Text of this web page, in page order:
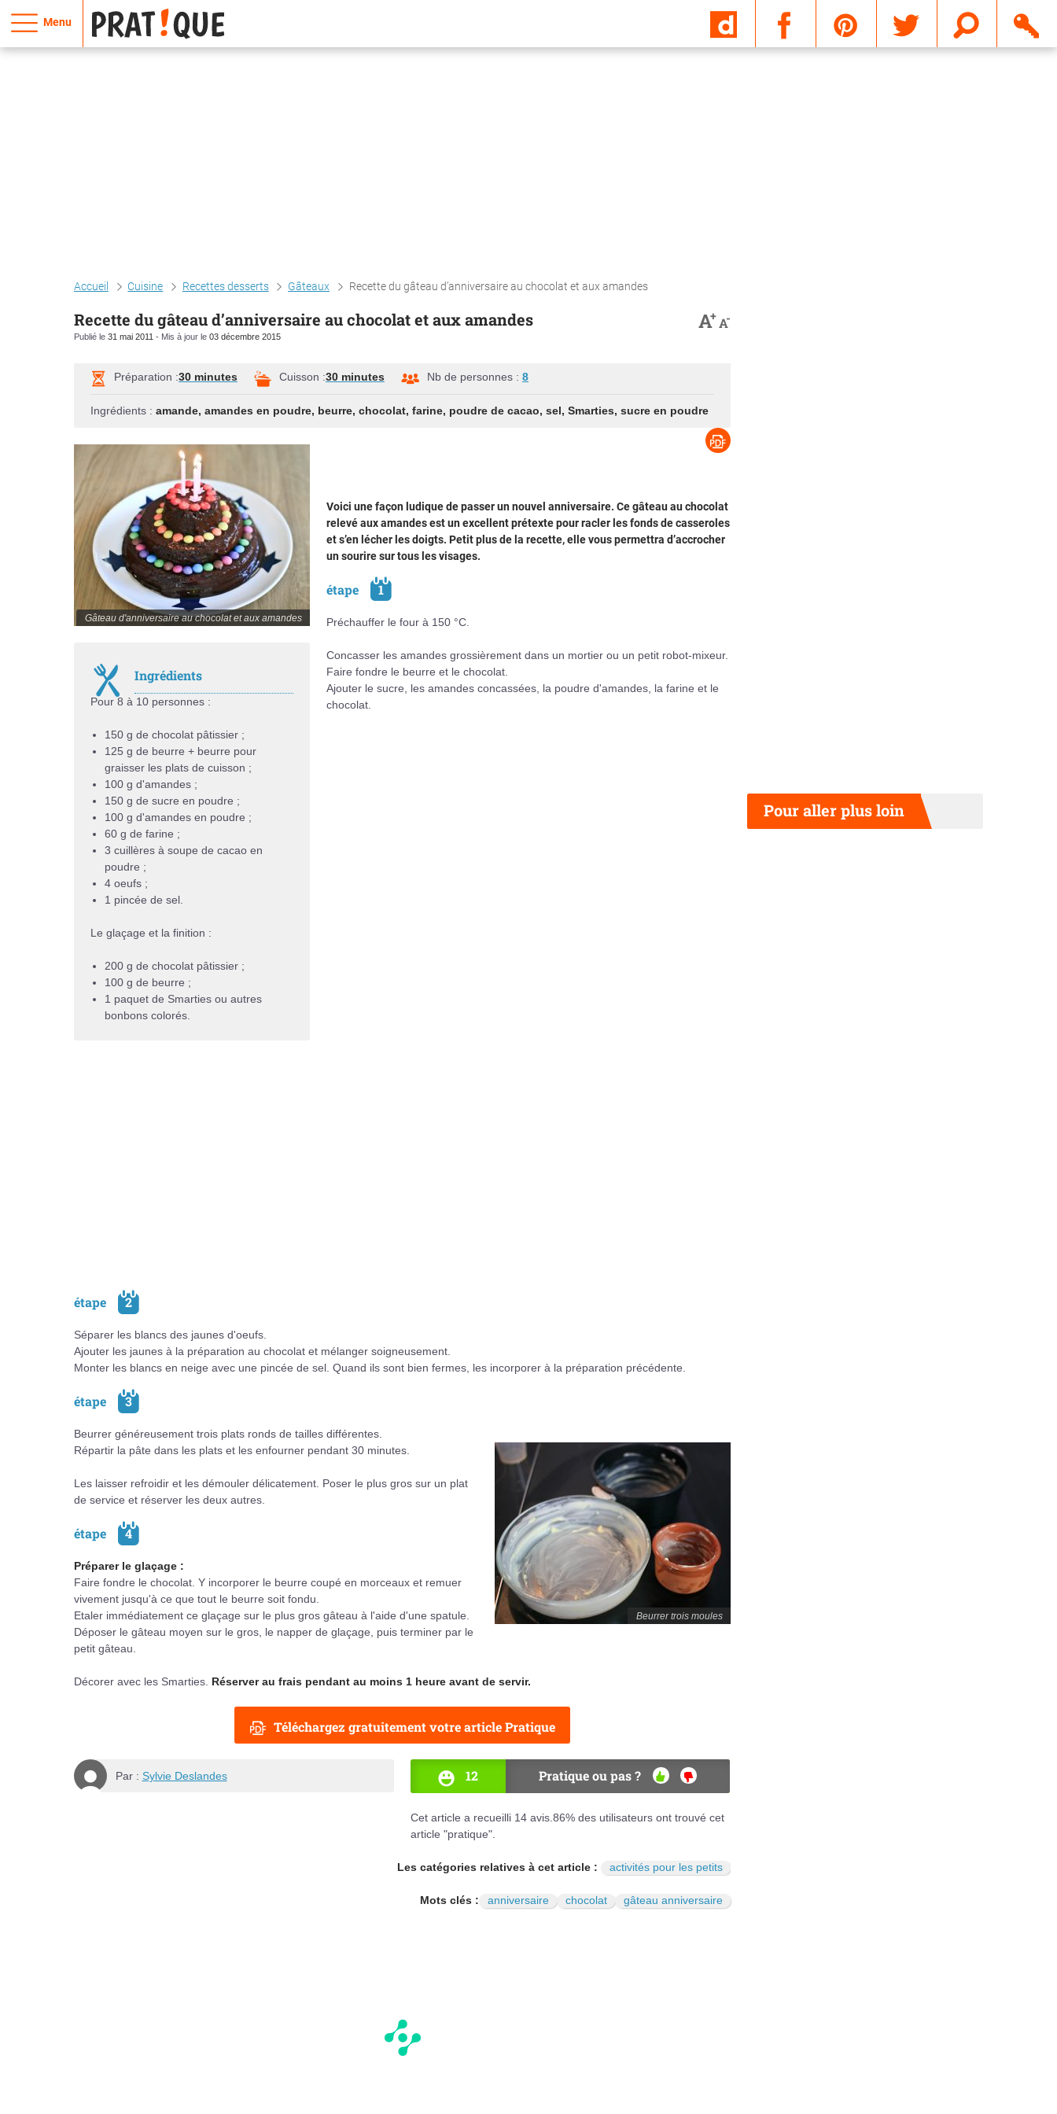
Menu
Accueil Cuisine Recettes desserts Gâteaux Recette du gâteau d’anniversaire au chocolat et aux amandes
Recette du gâteau d’anniversaire au chocolat et aux amandes
Publié le 31 mai 2011 - Mis à jour le 03 décembre 2015
A+A-
Préparation :30 minutes Cuisson :30 minutes Nb de personnes : 8
Ingrédients : amande, amandes en poudre, beurre, chocolat, farine, poudre de cacao, sel, Smarties, sucre en poudre
Gâteau d'anniversaire au chocolat et aux amandes
Voici une façon ludique de passer un nouvel anniversaire. Ce gâteau au chocolat
relevé aux amandes est un excellent prétexte pour racler les fonds de casseroles
et s’en lécher les doigts. Petit plus de la recette, elle vous permettra d’accrocher
un sourire sur tous les visages.
Ingrédients
Pour 8 à 10 personnes :
150 g de chocolat pâtissier ;
125 g de beurre + beurre pour
graisser les plats de cuisson ;
100 g d'amandes ;
150 g de sucre en poudre ;
100 g d'amandes en poudre ;
60 g de farine ;
3 cuillères à soupe de cacao en
poudre ;
4 oeufs ;
1 pincée de sel.
Le glaçage et la finition :
200 g de chocolat pâtissier ;
100 g de beurre ;
1 paquet de Smarties ou autres
bonbons colorés.
étape 1
Préchauffer le four à 150 °C.
Concasser les amandes grossièrement dans un mortier ou un petit robot-mixeur.
Faire fondre le beurre et le chocolat.
Ajouter le sucre, les amandes concassées, la poudre d'amandes, la farine et le
chocolat.
étape 2
Séparer les blancs des jaunes d'oeufs.
Ajouter les jaunes à la préparation au chocolat et mélanger soigneusement.
Monter les blancs en neige avec une pincée de sel. Quand ils sont bien fermes, les incorporer à la préparation précédente.
étape 3
Beurrer trois moules
Beurrer généreusement trois plats ronds de tailles différentes.
Répartir la pâte dans les plats et les enfourner pendant 30 minutes.
Les laisser refroidir et les démouler délicatement. Poser le plus gros sur un plat
de service et réserver les deux autres.
étape 4
Préparer le glaçage :
Faire fondre le chocolat. Y incorporer le beurre coupé en morceaux et remuer
vivement jusqu'à ce que tout le beurre soit fondu.
Etaler immédiatement ce glaçage sur le plus gros gâteau à l'aide d'une spatule.
Déposer le gâteau moyen sur le gros, le napper de glaçage, puis terminer par le
petit gâteau.
Décorer avec les Smarties. Réserver au frais pendant au moins 1 heure avant de servir.
Téléchargez gratuitement votre article Pratique
Par : Sylvie Deslandes 12 Pratique ou pas ?
OUI NON
Cet article a recueilli 14 avis.86% des utilisateurs ont trouvé cet
article "pratique".
Les catégories relatives à cet article : activités pour les petits
Mots clés : anniversaire chocolat gâteau anniversaire
Pour aller plus loin